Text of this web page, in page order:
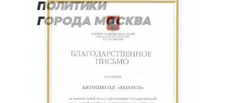
ПОЛИТИКИ
ГОРОДА МОСКВА